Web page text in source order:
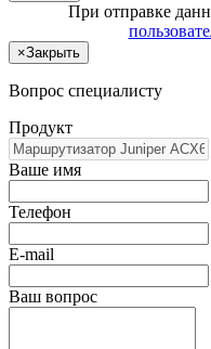
При отправке
×Закрыть
Вопрос специалисту
Продукт
Ваше имя
Телефон
E-mail
Ваш вопрос